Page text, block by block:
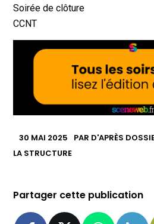
Soirée de clôture
CCNT
30 MAI 2025 PAR D'APRÈS
LA STRUCTURE
Partager cette publication